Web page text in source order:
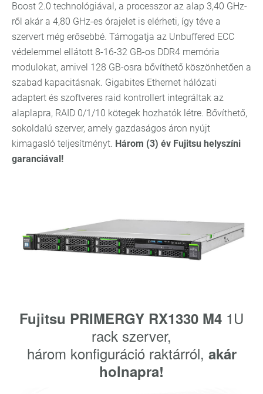
Boost 2.0 technológiával, a processzor az alap 3,40 GHz-
ről akár a 4,80 GHz-es órajelet is elérheti, így téve a
szervert még erősebbé. Támogatja az Unbuffered ECC
védelemmel ellátott 8-16-32 GB-os DDR4 memória
modulokat, amivel 128 GB-osra bővíthető köszönhetően a
szabad kapacitásnak. Gigabites Ethernet hálózati
adaptert és szoftveres raid kontrollert integráltak az
alaplapra, RAID 0/1/10 kötegek hozhatók létre. Bővíthető,
sokoldalú szerver, amely gazdaságos áron nyújt
kimagasló teljesítményt. Három (3) év Fujitsu helyszíni
garanciával!
Fujitsu PRIMERGY RX1330 M4 1U
rack szerver,
három konfiguráció raktárról, akár
holnapra!